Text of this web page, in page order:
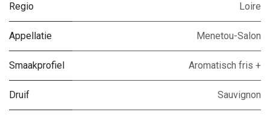
Regio Loire
Appellatie Menetou-Salon
Smaakprofiel Aromatisch fris +
Druif Sauvignon